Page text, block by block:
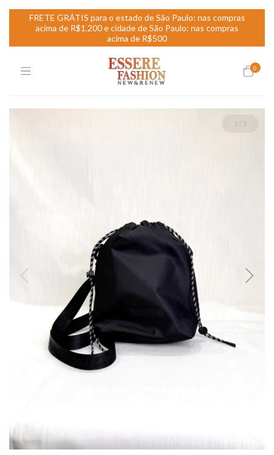
FRETE GRÁTIS para o estado de São Paulo: nas compras
acima de R$1.200 e cidade de São Paulo: nas compras
acima de R$500
0
1 / 3